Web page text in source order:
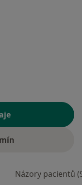
Názory pacientů